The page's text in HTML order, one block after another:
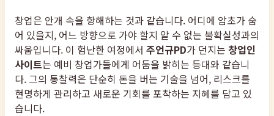
창업은 안개 속을 항해하는 것과 같습니다. 어디에 암초가 숨
어 있을지, 어느 방향으로 가야 할지 알 수 없는 불확실성과의
싸움입니다. 이 험난한 여정에서 주언규PD가 던지는 창업인
사이트는 예비 창업가들에게 어둠을 밝히는 등대와 같습니
다. 그의 통찰력은 단순히 돈을 버는 기술을 넘어, 리스크를
현명하게 관리하고 새로운 기회를 포착하는 지혜를 담고 있
습니다.